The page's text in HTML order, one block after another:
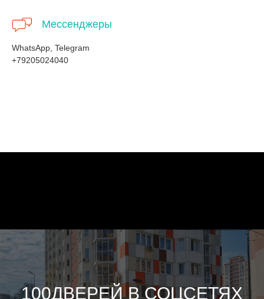
Мессенджеры
WhatsApp, Telegram
+79205024040
100ДВЕРЕЙ В СОЦСЕТЯХ